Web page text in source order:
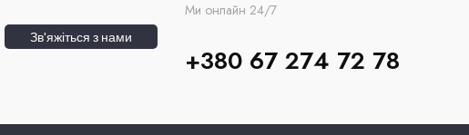
Зв'яжіться з нами
Ми онлайн 24/7
+380 67 274 72 78